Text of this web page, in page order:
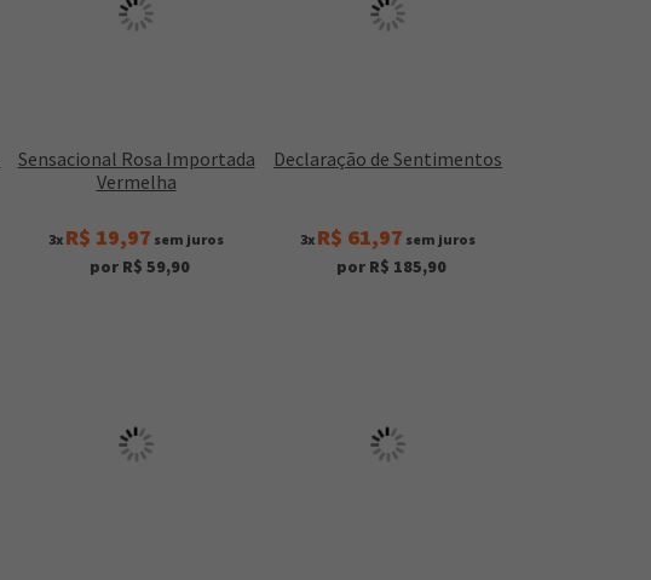
Sensacional Rosa Importada
Vermelha
3x R$ 19,97 sem juros
por R$ 59,90
Declaração de Sentimentos
3x R$ 61,97 sem juros
por R$ 185,90